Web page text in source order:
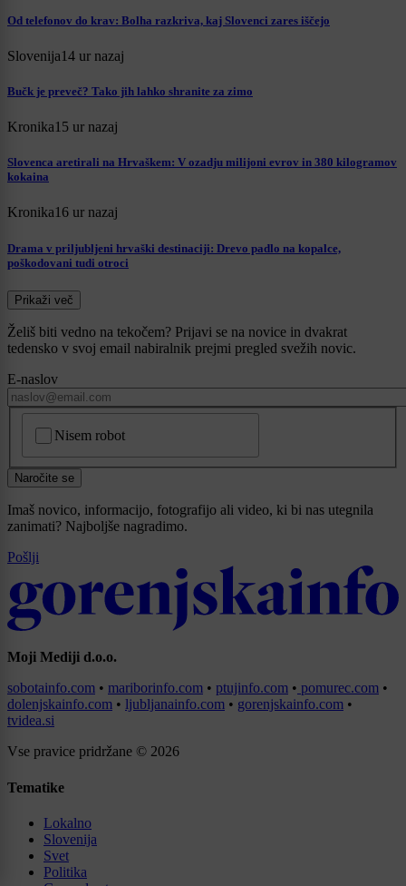
Od telefonov do krav: Bolha razkriva, kaj Slovenci zares iščejo
Slovenija14 ur nazaj
Bučk je preveč? Tako jih lahko shranite za zimo
Kronika15 ur nazaj
Slovenca aretirali na Hrvaškem: V ozadju milijoni evrov in 380 kilogramov
kokaina
Kronika16 ur nazaj
Drama v priljubljeni hrvaški destinaciji: Drevo padlo na kopalce,
poškodovani tudi otroci
Prikaži več
Želiš biti vedno na tekočem? Prijavi se na novice in dvakrat
tedensko v svoj email nabiralnik prejmi pregled svežih novic.
E-naslov
Nisem robot
Naročite se
Imaš novico, informacijo, fotografijo ali video, ki bi nas utegnila
zanimati? Najboljše nagradimo.
Pošlji
Moji Mediji d.o.o.
sobotainfo.com • mariborinfo.com • ptujinfo.com • pomurec.com •
dolenjskainfo.com • ljubljanainfo.com • gorenjskainfo.com •
tvidea.si
Vse pravice pridržane © 2026
Tematike
Lokalno
Slovenija
Svet
Politika